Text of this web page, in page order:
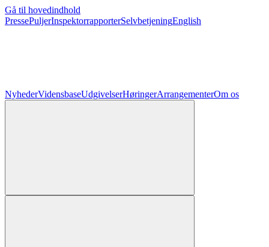
Gå til hovedindhold
PressePuljerInspektorrapporterSelvbetjeningEnglish
NyhederVidensbaseUdgivelserHøringerArrangementerOm os